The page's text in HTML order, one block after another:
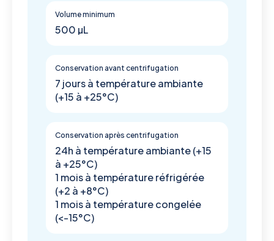
Volume minimum
500 µL
Conservation avant centrifugation
7 jours à température ambiante
(+15 à +25°C)
Conservation après centrifugation
24h à température ambiante (+15
à +25°C)
1 mois à température réfrigérée
(+2 à +8°C)
1 mois à température congelée
(<-15°C)